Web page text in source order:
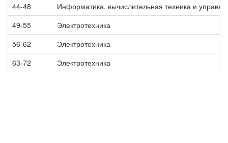
44-48
Информатика, вычислительная техника и
49-55
Электротехника
56-62
Электротехника
63-72
Электротехника